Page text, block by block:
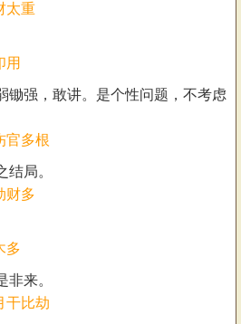
太重
用
锄强，敢讲。是个性问题，不考虑
官多根
局。
财多
多
来。
干比劫